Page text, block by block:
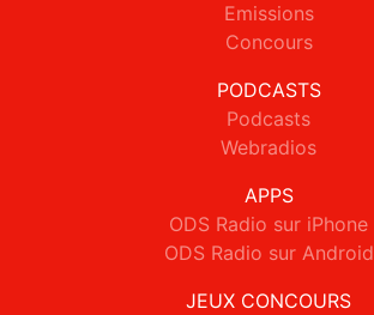
Emissions
Concours
PODCASTS
Podcasts
Webradios
APPS
ODS Radio sur iPhone
ODS Radio sur Android
JEUX CONCOURS